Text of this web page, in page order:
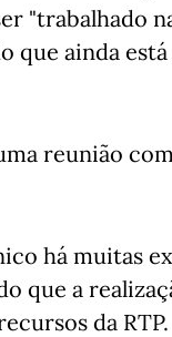
"trabalhado
que ainda
reunião
há muitas
que a
da RTP.